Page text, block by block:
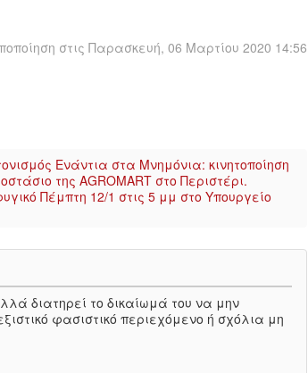
στις Παρασκευή, 06 Μαρτίου 2020 14:56
Ενάντια στα Μνημόνια: κινητοποίηση
της AGROMART στο Περιστέρι.
Πέμπτη 12/1 στις 5 μμ στο Υπουργείο
διατηρεί το δικαίωμά του να μην
φασιστικό περιεχόμενο ή σχόλια μη